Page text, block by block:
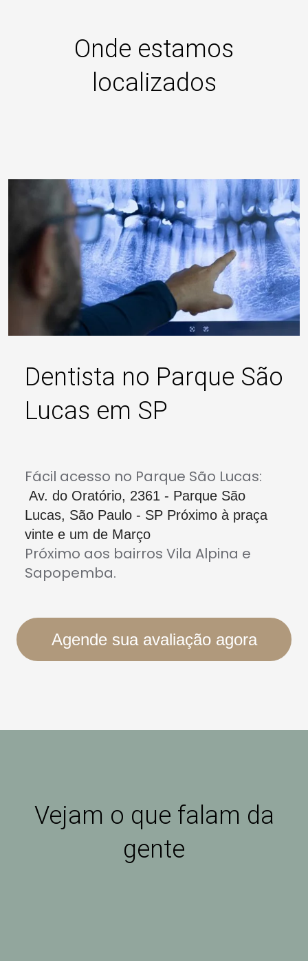
Onde estamos
localizados
Dentista no Parque São
Lucas em SP
Fácil acesso no Parque São Lucas:
Av. do Oratório, 2361 - Parque São
Lucas, São Paulo - SP Próximo à praça
vinte e um de Março
Próximo aos bairros Vila Alpina e
Sapopemba.
Agende sua avaliação agora
Vejam o que falam da
gente